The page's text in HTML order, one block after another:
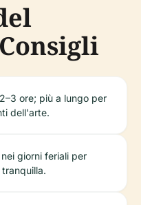
ore; più a lungo per
dell'arte.
giorni feriali per